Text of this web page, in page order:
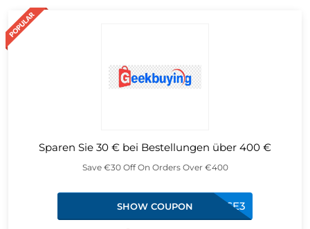
Sparen Sie 30 € bei Bestellungen über 400 €
Save €30 Off On Orders Over €400
24BTSE3
SHOW COUPON